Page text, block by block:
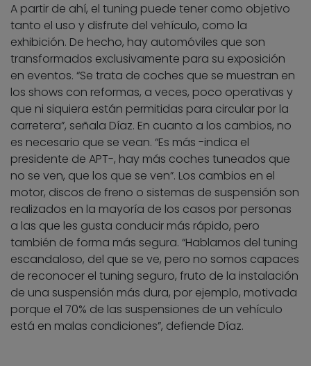
A partir de ahí, el tuning puede tener como objetivo
tanto el uso y disfrute del vehículo, como la
exhibición. De hecho, hay automóviles que son
transformados exclusivamente para su exposición
en eventos. “Se trata de coches que se muestran en
los shows con reformas, a veces, poco operativas y
que ni siquiera están permitidas para circular por la
carretera”, señala Díaz. En cuanto a los cambios, no
es necesario que se vean. “Es más -indica el
presidente de APT-, hay más coches tuneados que
no se ven, que los que se ven”. Los cambios en el
motor, discos de freno o sistemas de suspensión son
realizados en la mayoría de los casos por personas
a las que les gusta conducir más rápido, pero
también de forma más segura. “Hablamos del tuning
escandaloso, del que se ve, pero no somos capaces
de reconocer el tuning seguro, fruto de la instalación
de una suspensión más dura, por ejemplo, motivada
porque el 70% de las suspensiones de un vehículo
está en malas condiciones”, defiende Díaz.